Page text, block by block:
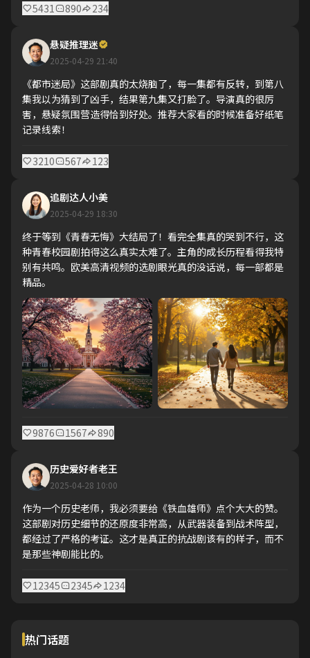
5431 890 234
悬疑推理迷
2025-04-29 21:40
《都市迷局》这部剧真的太烧脑了，每一集都有反转，到第八
集我以为猜到了凶手，结果第九集又打脸了。导演真的很厉
害，悬疑氛围营造得恰到好处。推荐大家看的时候准备好纸笔
记录线索！
3210 567 123
追剧达人小美
2025-04-29 18:30
终于等到《青春无悔》大结局了！看完全集真的哭到不行，这
种青春校园剧拍得这么真实太难了。主角的成长历程看得我特
别有共鸣。欧美高清视频的选剧眼光真的没话说，每一部都是
精品。
9876 1567 890
历史爱好者老王
2025-04-28 10:00
作为一个历史老师，我必须要给《铁血雄师》点个大大的赞。
这部剧对历史细节的还原度非常高，从武器装备到战术阵型，
都经过了严格的考证。这才是真正的抗战剧该有的样子，而不
是那些神剧能比的。
12345 2345 1234
热门话题